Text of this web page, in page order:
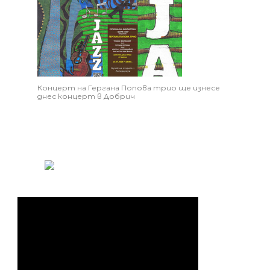
Концерт на Гергана Попова трио ще изнесе
днес концерт в Добрич